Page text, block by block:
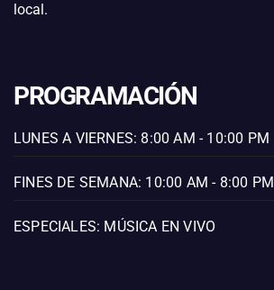
local.
PROGRAMACIÓN
LUNES A VIERNES: 8:00 AM - 10:00 PM
FINES DE SEMANA: 10:00 AM - 8:00 PM
ESPECIALES: MÚSICA EN VIVO